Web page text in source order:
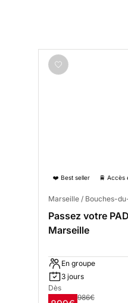
❤️ Best seller 🚆 Accès
Marseille / Bouches-
Passez votre
Marseille
En groupe
3 jours
Dès
986€